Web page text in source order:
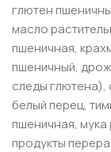
глютен
масло
пшеничная,
пшеничный,
следы глютена),
белый перец,
пшеничная,
продукты